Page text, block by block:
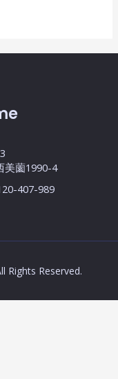
薗1990-4
407-989
Rights Reserved.